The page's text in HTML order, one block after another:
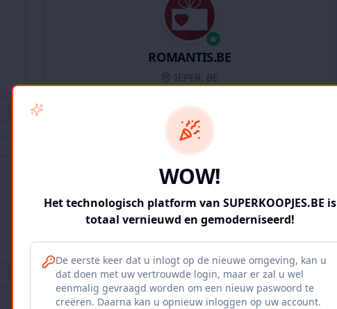
ROMANTIS.BE
IEPER, BE
Geverifieerd
Iepers Kwartier
Ieper, BE
1120 producten Geverifieerd Bekijk winkel
WOW!
Het technologisch platform van SUPERKOOPJES.BE is
totaal vernieuwd en gemoderniseerd!
De eerste keer dat u inlogt op de nieuwe omgeving, kan u
dat doen met uw vertrouwde login, maar er zal u wel
eenmalig gevraagd worden om een nieuw paswoord te
creëren. Daarna kan u opnieuw inloggen op uw account.